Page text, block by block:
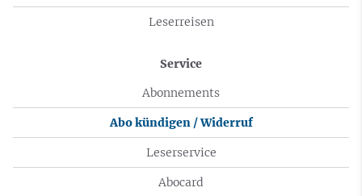
Leserreisen
Service
Abonnements
Abo kündigen / Widerruf
Leserservice
Abocard